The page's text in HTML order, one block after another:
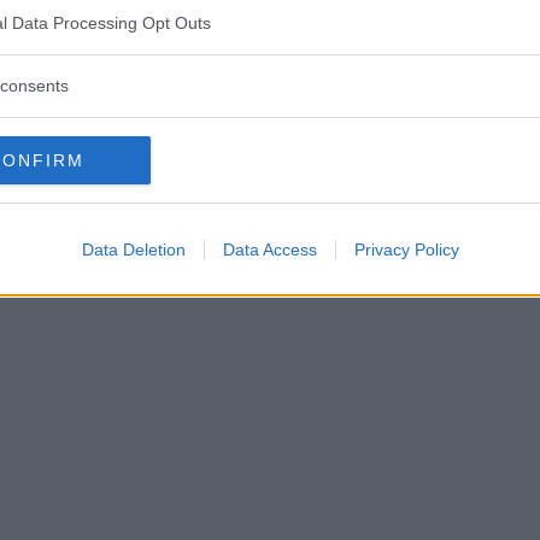
Data Processing Opt Outs
Data Deletion Data Access Privacy Policy